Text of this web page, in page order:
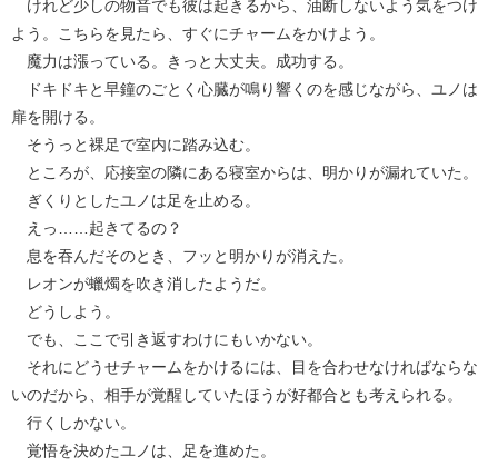
けれど少しの物音でも彼は起きるから、油断しないよう気をつけ
よう。こちらを見たら、すぐにチャームをかけよう。
魔力は漲っている。きっと大丈夫。成功する。
ドキドキと早鐘のごとく心臓が鳴り響くのを感じながら、ユノは
扉を開ける。
そうっと裸足で室内に踏み込む。
ところが、応接室の隣にある寝室からは、明かりが漏れていた。
ぎくりとしたユノは足を止める。
えっ……起きてるの？
息を吞んだそのとき、フッと明かりが消えた。
レオンが蠟燭を吹き消したようだ。
どうしよう。
でも、ここで引き返すわけにもいかない。
それにどうせチャームをかけるには、目を合わせなければならな
いのだから、相手が覚醒していたほうが好都合とも考えられる。
行くしかない。
覚悟を決めたユノは、足を進めた。